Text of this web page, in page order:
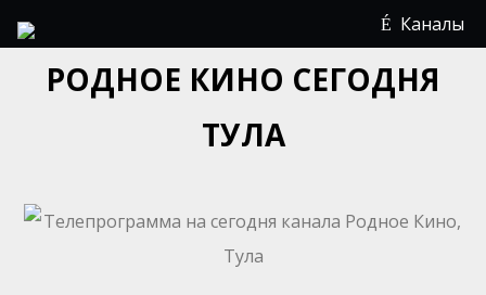
Каналы
РОДНОЕ КИНО СЕГОДНЯ
ТУЛА